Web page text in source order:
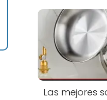
Las mejores